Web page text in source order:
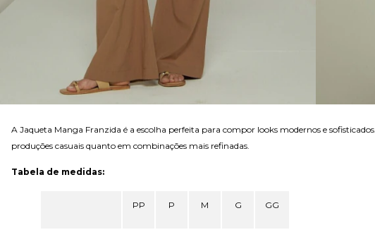
A Jaqueta Manga Franzida é a escolha perfeita para compor looks modernos e
produções casuais quanto em combinações mais refinadas.
Tabela de medidas:
PP P M G GG